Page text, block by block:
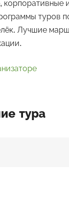
корпоративные
туров
Лучшие
тура